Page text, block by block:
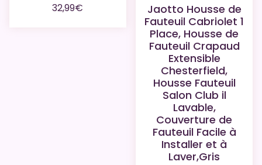
32,99€
Jaotto Housse de
Fauteuil Cabriolet 1
Place, Housse de
Fauteuil Crapaud
Extensible
Chesterfield,
Housse Fauteuil
Salon Club il
Lavable,
Couverture de
Fauteuil Facile à
Installer et à
Laver,Gris